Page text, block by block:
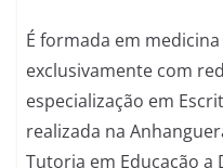
É formada em
exclusivamente com
especialização em
realizada na
Tutoria em Educação